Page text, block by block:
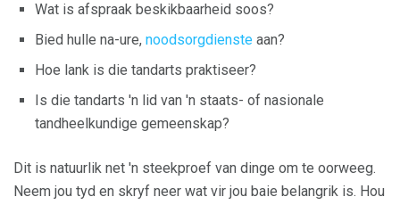
Wat is afspraak beskikbaarheid soos?
Bied hulle na-ure, noodsorgdienste aan?
Hoe lank is die tandarts praktiseer?
Is die tandarts 'n lid van 'n staats- of nasionale
tandheelkundige gemeenskap?
Dit is natuurlik net 'n steekproef van dinge om te oorweeg.
Neem jou tyd en skryf neer wat vir jou baie belangrik is. Hou